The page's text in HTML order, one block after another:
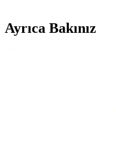
Ayrıca Bakınız
UğurHome Etamin
UğurHome'un 15x15 cm